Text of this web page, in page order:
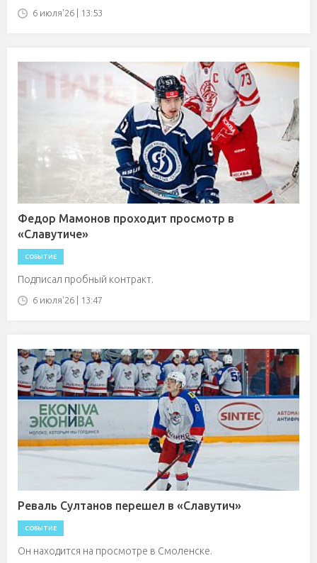
6 июля'26 | 13:53
Федор Мамонов проходит просмотр в
«Славутиче»
СОБЫТИЕ
Подписал пробный контракт.
6 июля'26 | 13:47
Реваль Султанов перешел в «Славутич»
СОБЫТИЕ
Он находится на просмотре в Смоленске.